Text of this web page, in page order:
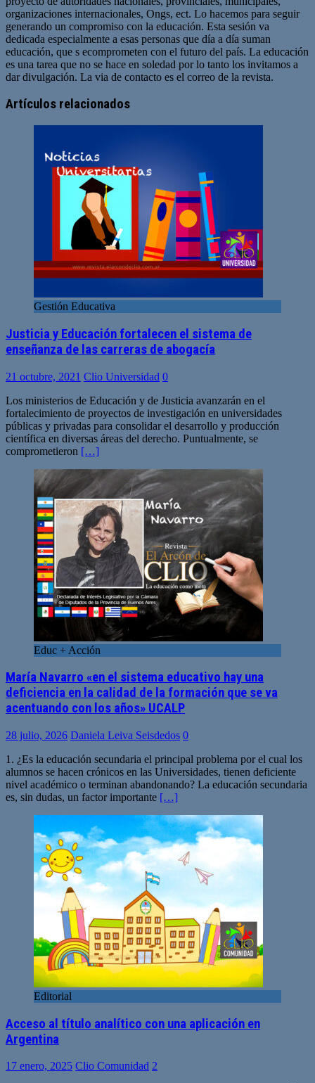
organizaciones internacionales, Ongs, ect. Lo hacemos para seguir
generando un compromiso con la educación. Esta sesión va
dedicada especialmente a esas personas que día a día suman
educación, que s ecomprometen con el futuro del país. La educación
es una tarea que no se hace en soledad por lo tanto los invitamos a
dar divulgación. La via de contacto es el correo de la revista.
web
Artículos relacionados
Gestión Educativa
Justicia y Educación fortalecen el sistema de
enseñanza de las carreras de abogacía
21 octubre, 2021 Clio Universidad 0
Los ministerios de Educación y de Justicia avanzarán en el
fortalecimiento de proyectos de investigación en universidades
públicas y privadas para consolidar el desarrollo y producción
científica en diversas áreas del derecho. Puntualmente, se
comprometieron […]
Educ + Acción
María Navarro «en el sistema educativo hay una
deficiencia en la calidad de la formación que se va
acentuando con los años» UCALP
28 julio, 2026 Daniela Leiva Seisdedos 0
1. ¿Es la educación secundaria el principal problema por el cual los
alumnos se hacen crónicos en las Universidades, tienen deficiente
nivel académico o terminan abandonando? La educación secundaria
es, sin dudas, un factor importante […]
Editorial
Acceso al título analítico con una aplicación en
Argentina
17 enero, 2025 Clio Comunidad 2